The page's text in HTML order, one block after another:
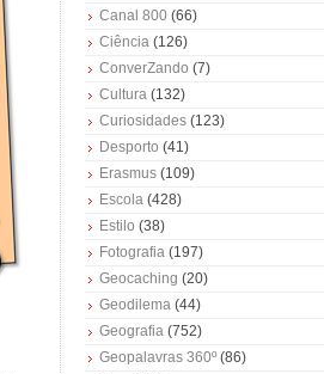
Canal 800 (66)
Ciência (126)
ConverZando (7)
Cultura (132)
Curiosidades (123)
Desporto (41)
Erasmus (109)
Escola (428)
Estilo (38)
Fotografia (197)
Geocaching (20)
Geodilema (44)
Geografia (752)
Geopalavras 360º (86)